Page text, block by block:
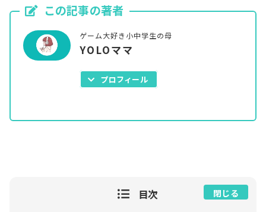
この記事の著者
ゲーム大好き小中学生の母
YOLOママ
プロフィール
目次 閉じる